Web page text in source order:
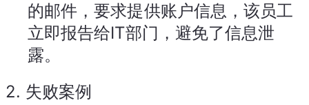
的邮件，要求提供账户信息，该员工
立即报告给IT部门，避免了信息泄
露。
2. 失败案例